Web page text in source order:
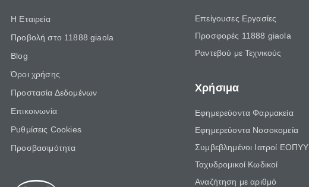
Η Εταιρεία
Προβολή στο 11888 giaola
Blog
Όροι χρήσης
Προστασία Δεδομένων
Επικοινωνία
Ρυθμίσεις Cookies
Προσβασιμότητα
Επείγουσες Εργασίες
Προσφορές 11888 giaola
Ραντεβού με Τεχνικούς
Χρήσιμα
Εφημερεύοντα Φαρμακεία
Εφημερεύοντα Νοσοκομεία
Συμβεβλημένοι Ιατροί ΕΟΠΥΥ
Ταχυδρομικοί Κωδικοί
Αναζήτηση με αριθμό